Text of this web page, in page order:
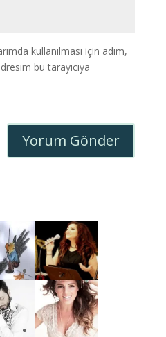
kullanılması için adım,
bu tarayıcıya